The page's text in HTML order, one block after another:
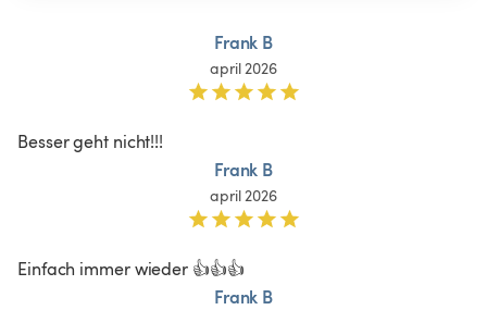
Frank B
april 2026
Besser geht nicht!!!
Frank B
april 2026
Einfach immer wieder 👍👍👍
Frank B